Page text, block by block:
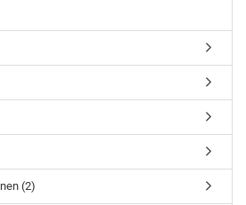
(2)